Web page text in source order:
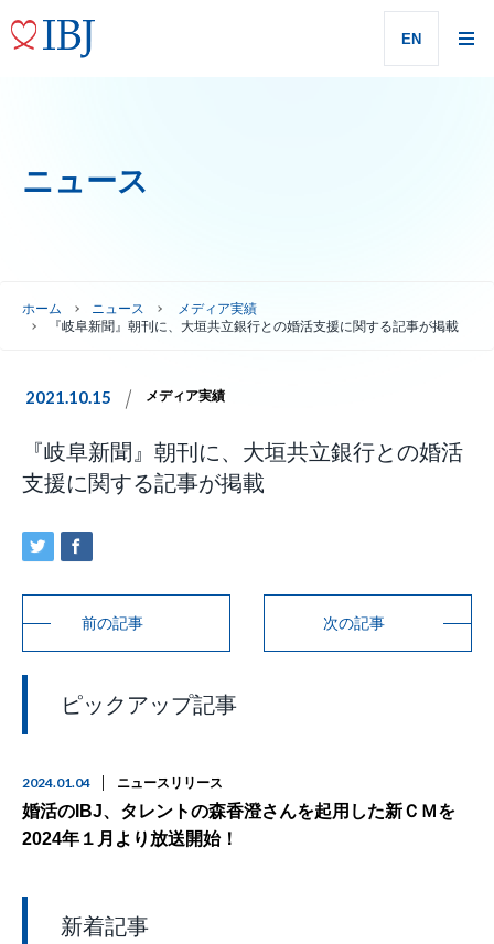
EN
ニュース
ホーム ニュース
メディア実績
『岐阜新聞』朝刊に、大垣共立銀行との婚活支援に関する記事が掲載
2021.10.15 メディア実績
『岐阜新聞』朝刊に、大垣共立銀行との婚活
支援に関する記事が掲載
前の記事 次の記事
ピックアップ記事
2024.01.04 ニュースリリース
婚活のIBJ、タレントの森香澄さんを起用した新ＣＭを
2024年１月より放送開始！
新着記事